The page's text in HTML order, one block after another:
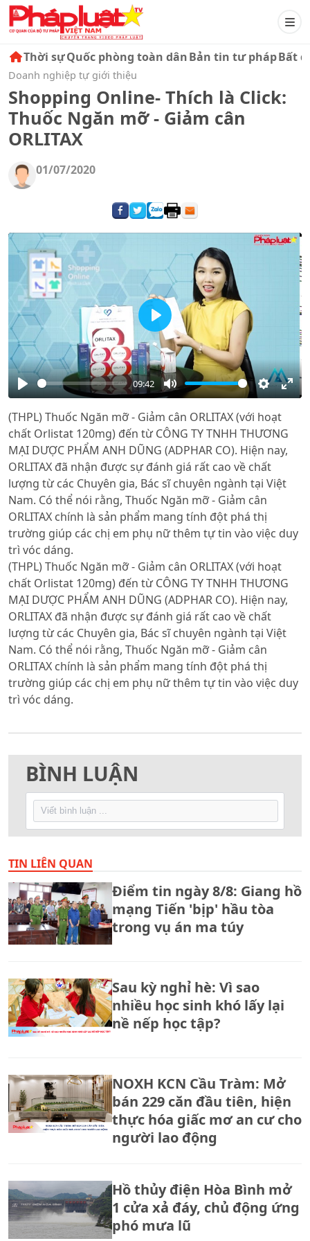
Thời sựQuốc phòng toàn dânBản tin tư phápBất
Doanh nghiệp tự giới thiệu
Shopping Online- Thích là Click:
Thuốc Ngăn mỡ - Giảm cân
ORLITAX
01/07/2020
Play
09:42
Mute Settings
Play
(THPL) Thuốc Ngăn mỡ - Giảm cân ORLITAX (với hoạt
chất Orlistat 120mg) đến từ CÔNG TY TNHH THƯƠNG
MẠI DƯỢC PHẨM ANH DŨNG (ADPHAR CO). Hiện nay,
ORLITAX đã nhận được sự đánh giá rất cao về chất
lượng từ các Chuyên gia, Bác sĩ chuyên ngành tại Việt
Nam. Có thể nói rằng, Thuốc Ngăn mỡ - Giảm cân
ORLITAX chính là sản phẩm mang tính đột phá thị
trường giúp các chị em phụ nữ thêm tự tin vào việc duy
trì vóc dáng.
(THPL) Thuốc Ngăn mỡ - Giảm cân ORLITAX (với hoạt
chất Orlistat 120mg) đến từ CÔNG TY TNHH THƯƠNG
MẠI DƯỢC PHẨM ANH DŨNG (ADPHAR CO). Hiện nay,
ORLITAX đã nhận được sự đánh giá rất cao về chất
lượng từ các Chuyên gia, Bác sĩ chuyên ngành tại Việt
Nam. Có thể nói rằng, Thuốc Ngăn mỡ - Giảm cân
ORLITAX chính là sản phẩm mang tính đột phá thị
trường giúp các chị em phụ nữ thêm tự tin vào việc duy
trì vóc dáng.
BÌNH LUẬN
TIN LIÊN QUAN
Điểm tin ngày 8/8: Giang hồ
mạng Tiến 'bịp' hầu tòa
trong vụ án ma túy
Sau kỳ nghỉ hè: Vì sao
nhiều học sinh khó lấy lại
nề nếp học tập?
NOXH KCN Cầu Tràm: Mở
bán 229 căn đầu tiên, hiện
thực hóa giấc mơ an cư cho
người lao động
Hồ thủy điện Hòa Bình mở
1 cửa xả đáy, chủ động ứng
phó mưa lũ